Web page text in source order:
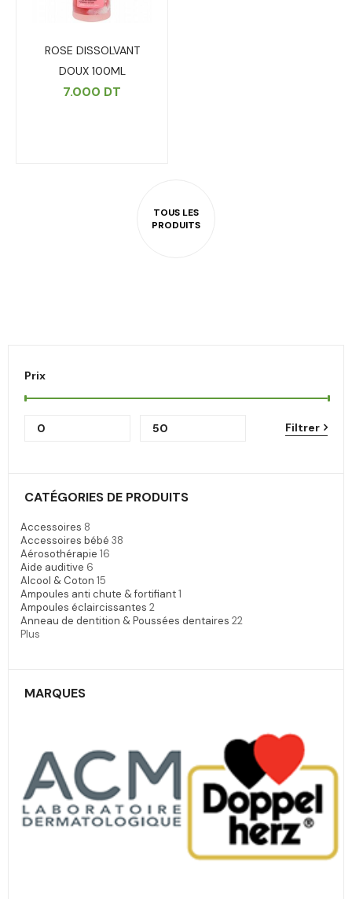
Prix
Filtrer
CATÉGORIES DE PRODUITS
Accessoires 8
Accessoires bébé 38
Aérosothérapie 16
Aide auditive 6
Alcool & Coton 15
Ampoules anti chute & fortifiant1
Ampoules éclaircissantes 2
Anneau de dentition & Poussées dentaires 22
Plus
MARQUES
ROSE DISSOLVANT
DOUX 100ML
7.000 DT